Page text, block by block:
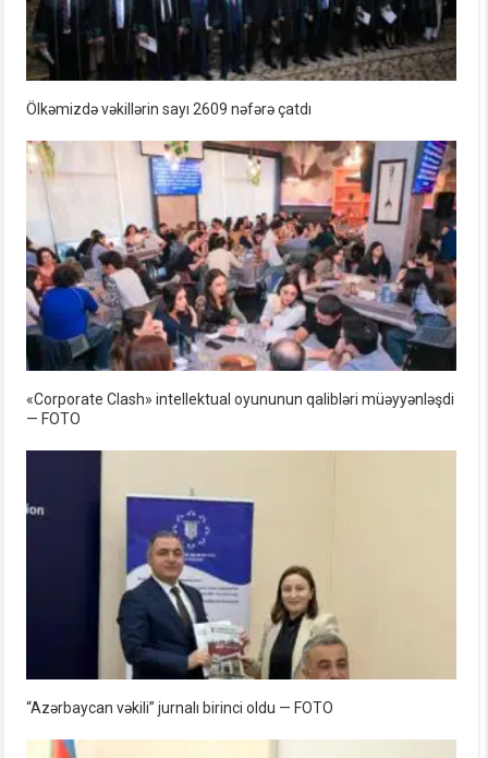
Ölkəmizdə vəkillərin sayı 2609 nəfərə çatdı
«Corporate Clash» intellektual oyununun qalibləri müəyyənləşdi
— FOTO
“Azərbaycan vəkili” jurnalı birinci oldu — FOTO